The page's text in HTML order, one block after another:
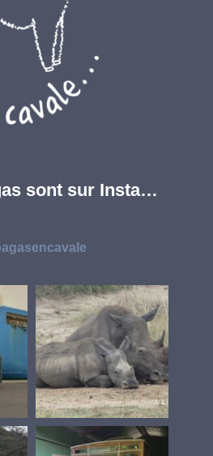
sont sur Insta…